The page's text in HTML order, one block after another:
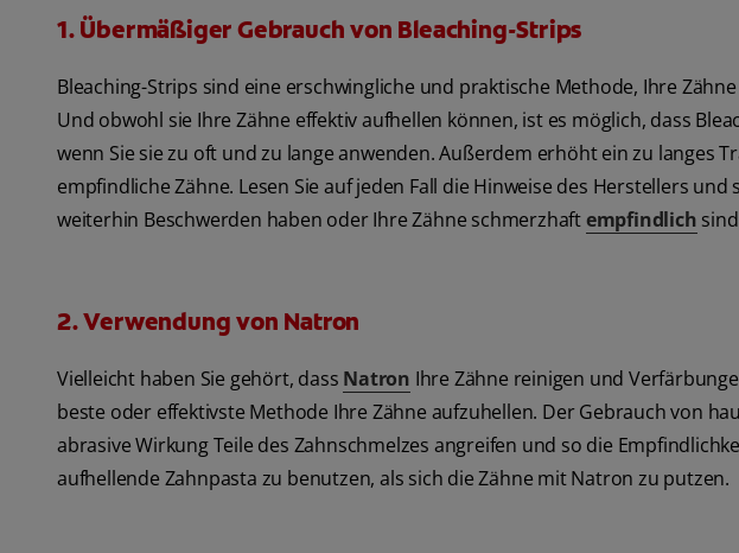
1. Übermäßiger Gebrauch von Bleaching-Strips
Bleaching-Strips sind eine erschwingliche und praktische Methode, Ihre
Und obwohl sie Ihre Zähne effektiv aufhellen können, ist es möglich, dass
wenn Sie sie zu oft und zu lange anwenden. Außerdem erhöht ein zu langes
empfindliche Zähne. Lesen Sie auf jeden Fall die Hinweise des Herstellers
weiterhin Beschwerden haben oder Ihre Zähne schmerzhaftempfindlich
2. Verwendung von Natron
Vielleicht haben Sie gehört, dass Natron Ihre Zähne reinigen und
beste oder effektivste Methode Ihre Zähne aufzuhellen. Der Gebrauch von
abrasive Wirkung Teile des Zahnschmelzes angreifen und so die
aufhellende Zahnpasta zu benutzen, als sich die Zähne mit Natron zu putzen.